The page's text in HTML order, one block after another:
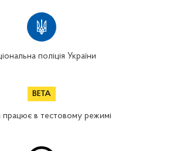
поліція України
працює в тестовому режимі